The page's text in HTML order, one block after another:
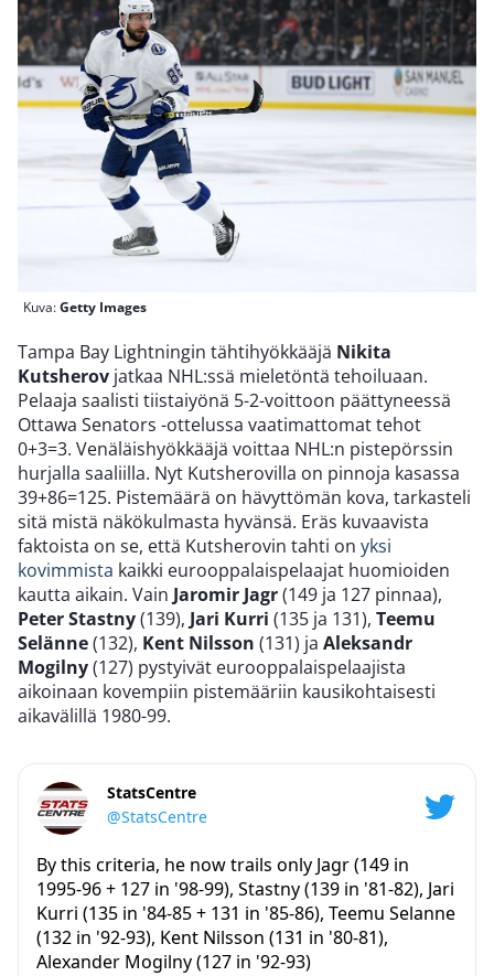
Kuva:Getty Images
Tampa Bay Lightningin tähtihyökkääjä Nikita
Kutsherov jatkaa NHL:ssä mieletöntä tehoiluaan.
Pelaaja saalisti tiistaiyönä 5-2-voittoon päättyneessä
Ottawa Senators -ottelussa vaatimattomat tehot
0+3=3. Venäläishyökkääjä voittaa NHL:n pistepörssin
hurjalla saaliilla. Nyt Kutsherovilla on pinnoja kasassa
39+86=125. Pistemäärä on hävyttömän kova, tarkasteli
sitä mistä näkökulmasta hyvänsä. Eräs kuvaavista
faktoista on se, että Kutsherovin tahti on yksi
kovimmista kaikki eurooppalaispelaajat huomioiden
kautta aikain. Vain Jaromir Jagr(149 ja 127 pinnaa),
Peter Stastny(139), Jari Kurri (135 ja 131), Teemu
Selänne(132), Kent Nilsson (131) ja Aleksandr
Mogilny(127) pystyivät eurooppalaispelaajista
aikoinaan kovempiin pistemääriin kausikohtaisesti
aikavälillä 1980-99.
StatsCentre
@StatsCentre
By this criteria, he now trails only Jagr (149 in
1995-96 + 127 in '98-99), Stastny (139 in '81-82), Jari
Kurri (135 in '84-85 + 131 in '85-86), Teemu Selanne
(132 in '92-93), Kent Nilsson (131 in '80-81),
Alexander Mogilny (127 in '92-93)